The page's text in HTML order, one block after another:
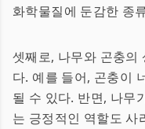
화학물질에 둔감한 종
셋째로, 나무와 곤충의
다. 예를 들어, 곤충이
될 수 있다. 반면, 나무
는 긍정적인 역할도 사